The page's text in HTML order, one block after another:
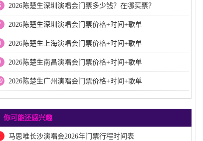
2026陈楚生深圳演唱会门票多少钱？在哪买票？
2026陈楚生深圳演唱会门票价格+时间+歌单
2026陈楚生上海演唱会门票价格+时间+歌单
2026陈楚生南昌演唱会门票价格+时间+歌单
2026陈楚生广州演唱会门票价格+时间+歌单
你可能还感兴趣
马思唯长沙演唱会2026年门票行程时间表